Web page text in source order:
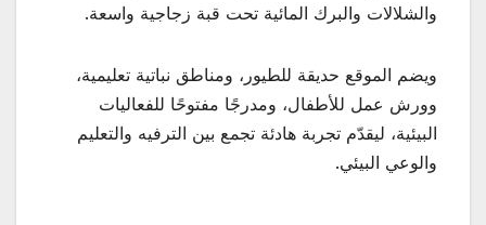
والشلالات والبرك المائية تحت قبة زجاجية واسعة.
ويضم الموقع حديقة للطيور، ومناطق نباتية تعليمية،
وورش عمل للأطفال، ومدرجًا مفتوحًا للفعاليات
البيئية، ليقدّم تجربة هادئة تجمع بين الترفيه والتعليم
والوعي البيئي.